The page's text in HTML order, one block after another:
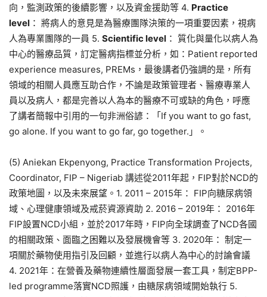
向，監測政策的後續影響，以及資金援助等 4. Practice
level ： 將病人的意見是為醫療團隊決策的一項重要因素，視病
人為專業團隊的一員 5. Scientific level ： 質化與量化以病人為
中心的醫療品質，訂定醫病指標並分析，如：Patient reported
experience measures, PREMs，最後講者仍強調的是，所有
領域的相關人員應互助合作，不論是政策管理者、醫療專業人
員以及病人，都是完善以人為本的醫療不可或缺的角色，呼應
了講者簡報中引用的一句非洲俗諺：「If you want to go fast,
go alone. If you want to go far, go together.」。
(5) Aniekan Ekpenyong, Practice Transformation Projects,
Coordinator, FIP – Nigeriab 講述從2011年起，FIP對於NCD的
政策地圖，以及未來展望。1. 2011 – 2015年： FIP向糖尿病領
域、心理健康領域及戒菸資源資助 2. 2016 – 2019年： 2016年
FIP設置NCD小組，並於2017年時，FIP向全球調查了NCD各國
的相關政策、面臨之困難以及發展機會等 3. 2020年： 制定一
項關於藥物使用指引及回顧，並進行以病人為中心的討論會議
4. 2021年：在營養及藥物連續性層面發展一套工具，制定BPP-
led programme落實NCD照護，由糖尿病領域開始執行 5.